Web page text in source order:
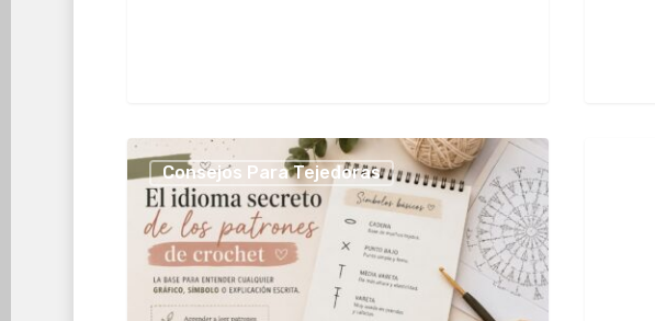
Los
patrones
de
crochet
Consejos Para Tejedoras